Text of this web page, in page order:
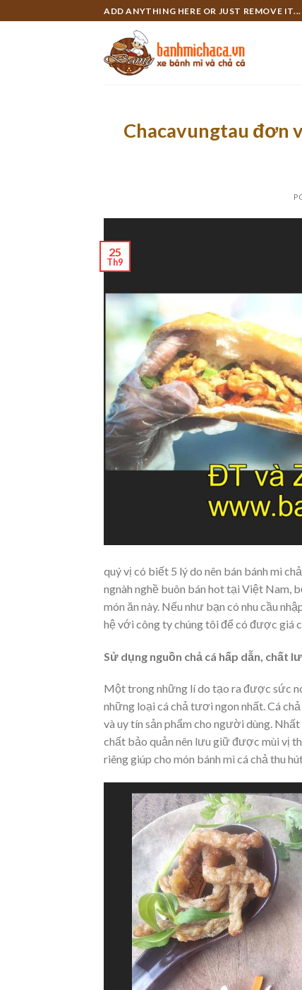
to
ADD ANYTHING HERE OR JUST REMOVE IT...
Chacavungtau đơn
25
Th9
quý vị có biết 5 lý do nên bán bánh mì
ngnàh nghề buôn bán hot tại Việt Nam,
món ăn này. Nếu như bạn có nhu cầu
hệ với công ty chúng tôi để có được giá
Sử dụng nguồn chả cá hấp dẫn, chất
Một trong những lí do tạo ra được sức
những loại cá chả tươi ngon nhất. Cá
và uy tín sản phẩm cho người dùng.
chất bảo quản nên lưu giữ được mùi vị
riêng giúp cho món bánh mì cá chả thu